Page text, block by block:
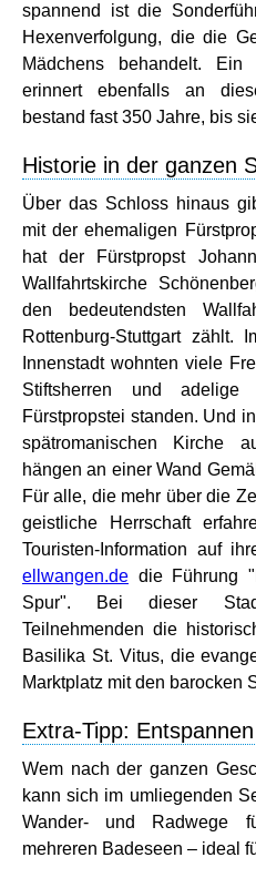
spannend ist die
Hexenverfolgung, die die
Mädchens behandelt.
erinnert ebenfalls an
bestand fast 350 Jahre, bis
Historie in der ganzen
Über das Schloss hinaus
mit der ehemaligen
hat der Fürstpropst
Wallfahrtskirche
den bedeutendsten
Rottenburg-Stuttgart zählt.
Innenstadt wohnten viele
Stiftsherren und
Fürstpropstei standen. Und
spätromanischen Kirche
hängen an einer Wand
Für alle, die mehr über die
geistliche Herrschaft
Touristen-Information auf
ellwangen.de die Führung
Spur". Bei dieser
Teilnehmenden die
Basilika St. Vitus, die
Marktplatz mit den barocken
Extra-Tipp:
Wem nach der ganzen
kann sich im umliegenden
Wander- und Radwege
mehreren Badeseen – ideal